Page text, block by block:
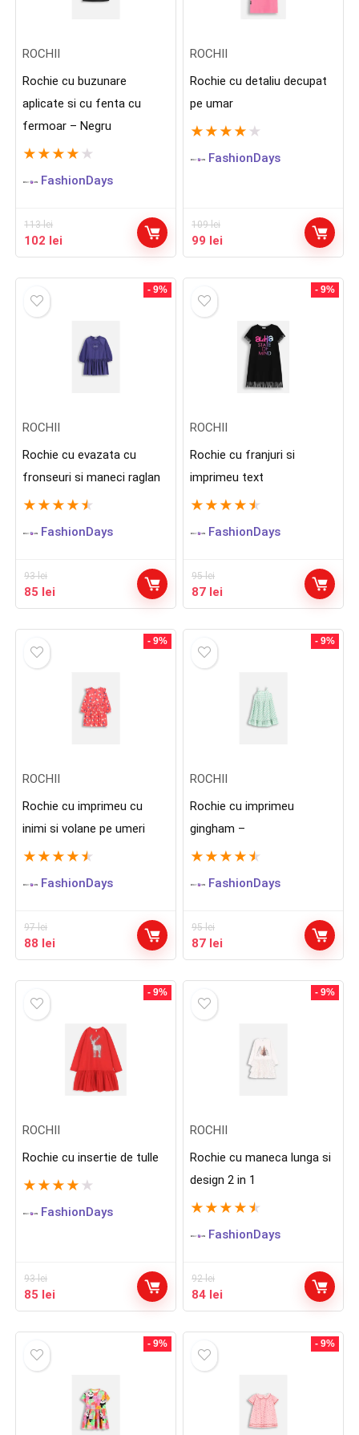
ROCHII
Rochie cu buzunare
aplicate si cu fenta cu
fermoar – Negru
★ ★ ★ ★ ★
FashionDays
113lei
Prețul
inițial
113 lei.
102 lei
curent
ROCHII
Rochie cu detaliu decupat
pe umar
★ ★ ★ ★ ★
FashionDays
109lei
Prețul
inițial
109 lei.
99 lei
curent
- 9%
ROCHII
Rochie cu evazata cu
fronseuri si maneci raglan
★ ★ ★ ★ ★
FashionDays
93lei
Prețul
inițial
93 lei.
85 lei
curent
- 9%
ROCHII
Rochie cu franjuri si
imprimeu text
★ ★ ★ ★ ★
FashionDays
95lei
Prețul
inițial
95 lei.
87 lei
curent
- 9%
ROCHII
Rochie cu imprimeu cu
inimi si volane pe umeri
★ ★ ★ ★ ★
FashionDays
97lei
Prețul
inițial
97 lei.
88 lei
curent
- 9%
ROCHII
Rochie cu imprimeu
gingham –
★ ★ ★ ★ ★
FashionDays
95lei
Prețul
inițial
95 lei.
87 lei
curent
- 9%
ROCHII
Rochie cu insertie de tulle
★ ★ ★ ★ ★
FashionDays
93lei
Prețul
inițial
93 lei.
85 lei
curent
- 9%
ROCHII
Rochie cu maneca lunga si
design 2 in 1
★ ★ ★ ★ ★
FashionDays
92lei
Prețul
inițial
92 lei.
84 lei
curent
- 9% - 9%